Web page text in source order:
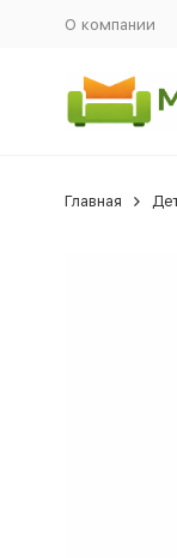
О компании
Главная